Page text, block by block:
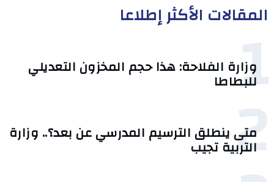
المقالات الأكثر إطلاعا
1
وزارة الفلاحة: هذا حجم المخزون التعديلي
للبطاطا
2
متى ينطلق الترسيم المدرسي عن بعد؟.. وزارة
التربية تجيب